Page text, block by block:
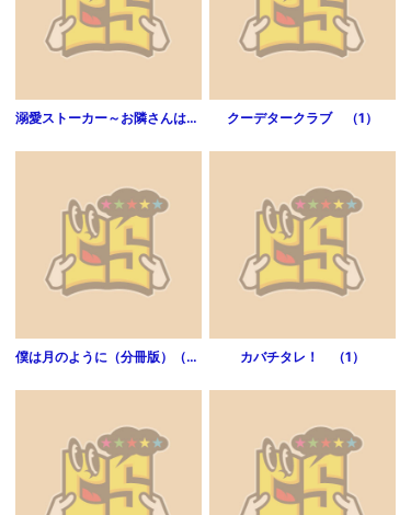
溺愛ストーカー～お隣さんはヘンタイ絶倫わんこ！！（1） クーデタークラブ （1）
僕は月のように（分冊版）（第2話） カバチタレ！ （1）